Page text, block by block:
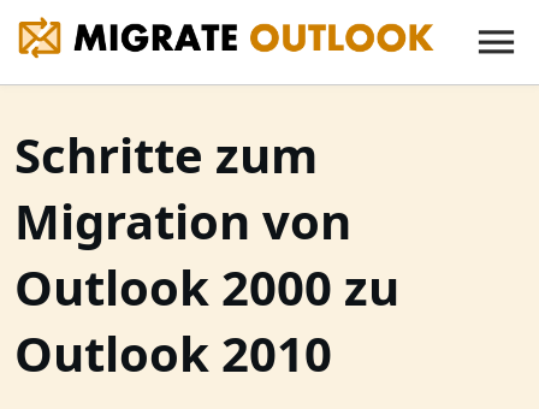
Schritte zum
Migration von
Outlook 2000 zu
Outlook 2010